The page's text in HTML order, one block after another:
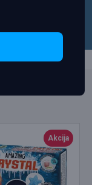
Akcija